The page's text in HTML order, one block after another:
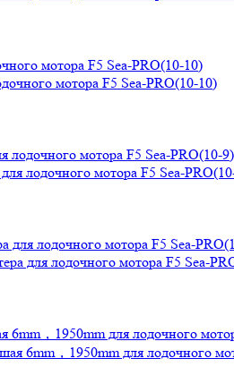
мотора F5 Sea-PRO(10-10)
лодочного мотора F5 Sea-PRO(10-9)
для лодочного мотора F5 Sea-
6mm，1950mm для лодочного